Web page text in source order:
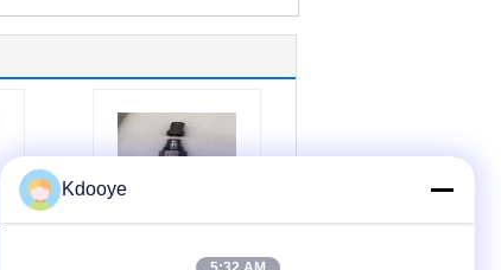
4324535 Hitachi
Kdooye